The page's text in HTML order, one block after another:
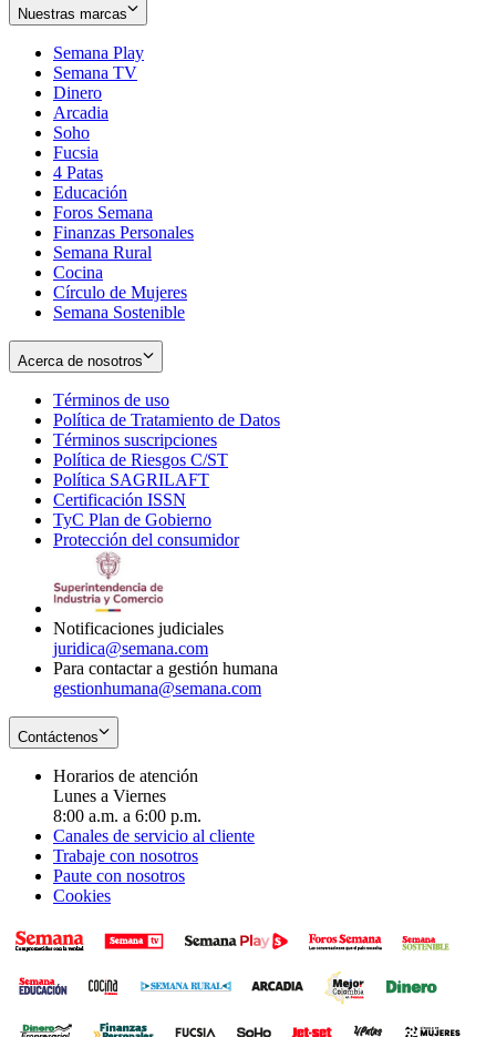
Nuestras marcas
Semana Play
Semana TV
Dinero
Arcadia
Soho
in
new
window
Fucsia
in
new
window
4 Patas
Educación
Foros Semana
Finanzas Personales
Semana Rural
Cocina
Círculo de Mujeres
Semana Sostenible
Acerca de nosotros
Términos de uso
in
new
window
Política de Tratamiento de Datos
Términos suscripciones
in
Política de Riesgos C/ST
Política SAGRILAFT
new
window
Certificación ISSN
in
new
TyC Plan de Gobierno
in
Protección del consumidorOpens
Notificaciones judiciales
juridica@semana.com
Para contactar a gestión humana
gestionhumana@semana.com
Contáctenos
Horarios de atención
Lunes a Viernes
8:00 a.m. a 6:00 p.m.
Canales de servicio al cliente
Trabaje con nosotros
Paute con nosotros
Cookies